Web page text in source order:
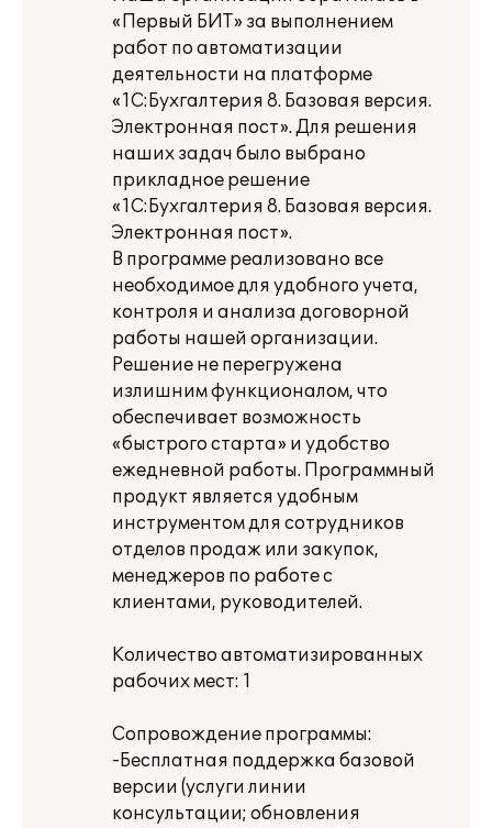
«Первый БИТ» за выполнением
работ по автоматизации
деятельности на платформе
«1С:Бухгалтерия 8. Базовая версия.
Электронная пост». Для решения
наших задач было выбрано
прикладное решение
«1С:Бухгалтерия 8. Базовая версия.
Электронная пост».
В программе реализовано все
необходимое для удобного учета,
контроля и анализа договорной
работы нашей организации.
Решение не перегружена
излишним функционалом, что
обеспечивает возможность
«быстрого старта» и удобство
ежедневной работы. Программный
продукт является удобным
инструментом для сотрудников
отделов продаж или закупок,
менеджеров по работе с
клиентами, руководителей.
Количество автоматизированных
рабочих мест: 1
Сопровождение программы:
-Бесплатная поддержка базовой
версии (услуги линии
консультации; обновления